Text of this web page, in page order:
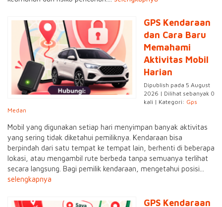
GPS Kendaraan
dan Cara Baru
Memahami
Aktivitas Mobil
Harian
Dipublish pada 5 August
2026 | Dilihat sebanyak 0
kali | Kategori: Gps
Medan
Mobil yang digunakan setiap hari menyimpan banyak aktivitas
yang sering tidak diketahui pemiliknya. Kendaraan bisa
berpindah dari satu tempat ke tempat lain, berhenti di beberapa
lokasi, atau mengambil rute berbeda tanpa semuanya terlihat
secara langsung. Bagi pemilik kendaraan, mengetahui posisi...
selengkapnya
GPS Kendaraan